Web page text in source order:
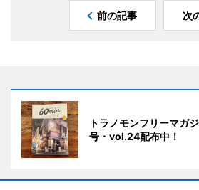
前の記事 次
トラノモンフリーマガ
号・vol.24配布中！